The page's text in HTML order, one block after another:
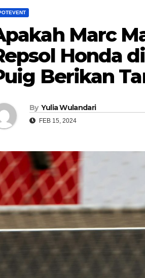
Marc
Honda
Berikan
By Yulia Wulandari
FEB 15, 2024